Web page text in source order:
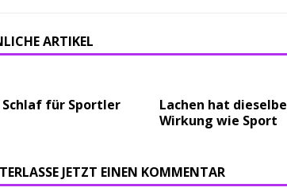
ARTIKEL
Schlaf für Sportler
Lachen hat dieselbe
Wirkung wie Sport
JETZT EINEN KOMMENTAR